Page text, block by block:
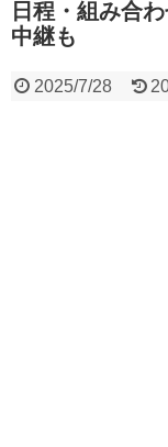
日程・組み合
中継も
2025/7/28